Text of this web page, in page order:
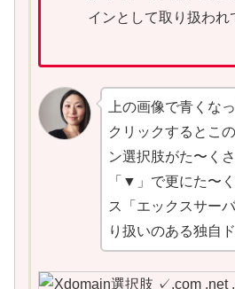
インとして取り扱われ
上の画像で青くな
クリックするとこ
ン選択肢がた〜く
「▼」で更にた〜
ス「エックスサー
り扱いのある独自